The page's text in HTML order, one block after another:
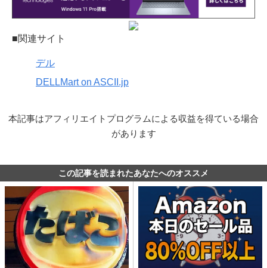
■関連サイト
デル
DELLMart on ASCII.jp
本記事はアフィリエイトプログラムによる収益を得ている場合
があります
この記事を読まれたあなたへのオススメ